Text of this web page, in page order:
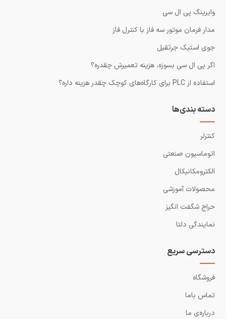
وایرینگ پی ال سی
مدار فرمان موتور سه فاز با کنترل فاز
جوی استیک جرثقیل
اگر پی ال سی بسوزه، هزینه تعمیرش چقدره؟
استفاده از PLC برای کارگاه‌های کوچک چقدر هزینه داره؟
دسته بندی‌ها
کنترلر
اتوماسیون صنعتی
الکترومکانیکال
محصولات آموزشی
حراج شگفت انگیز
نمایندگی دلتا
دسترسی سریع
فروشگاه
تماس باما
درباره‌ی ما